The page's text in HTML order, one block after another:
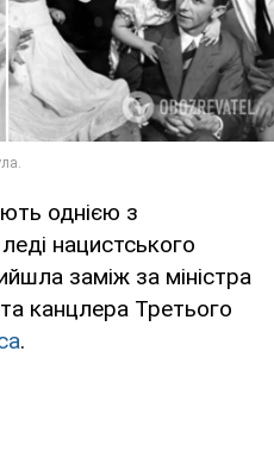
однією з
нацистського
заміж за міністра
канцлера Третього
.